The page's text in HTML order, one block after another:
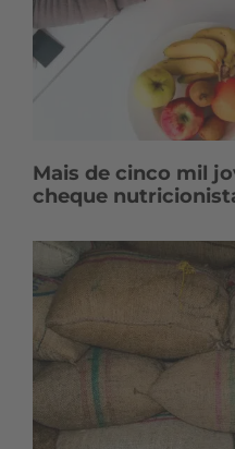
Mais de cinco mil
cheque